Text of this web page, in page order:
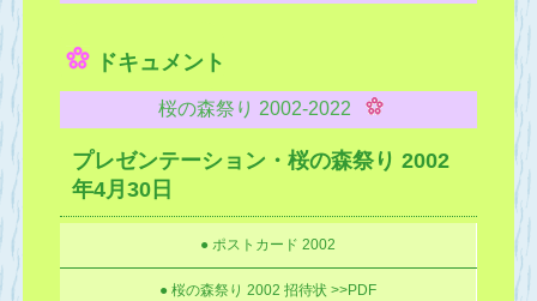
ドキュメント
桜の森祭り 2002-2022
プレゼンテーション・桜の森祭り 2002
年4月30日
オーストリア建国1000年を記念して、日本から
● ポストカード 2002
● 桜の森祭り 2002 招待状 >>PDF